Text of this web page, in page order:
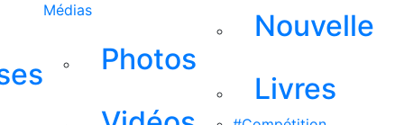
Médias
Photos
Nouvelle
Livres